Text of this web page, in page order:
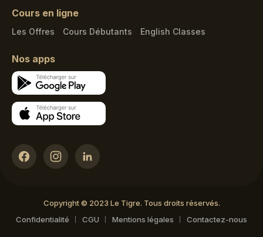
Cours en ligne
Les Offres Cours Débutants English Classes
Nos apps
Copyright © 2023 Le Tigre. Tous droits réservés.
Confidentialité
CGU Mentions légales Contactez-nous